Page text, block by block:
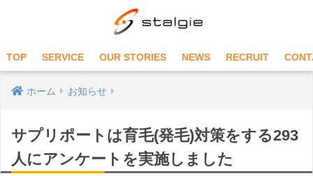
TOP SERVICE OUR STORIES NEWS RECRUIT
ホーム お知らせ
サプリポートは育毛(発毛)対策をする293
人にアンケートを実施しました